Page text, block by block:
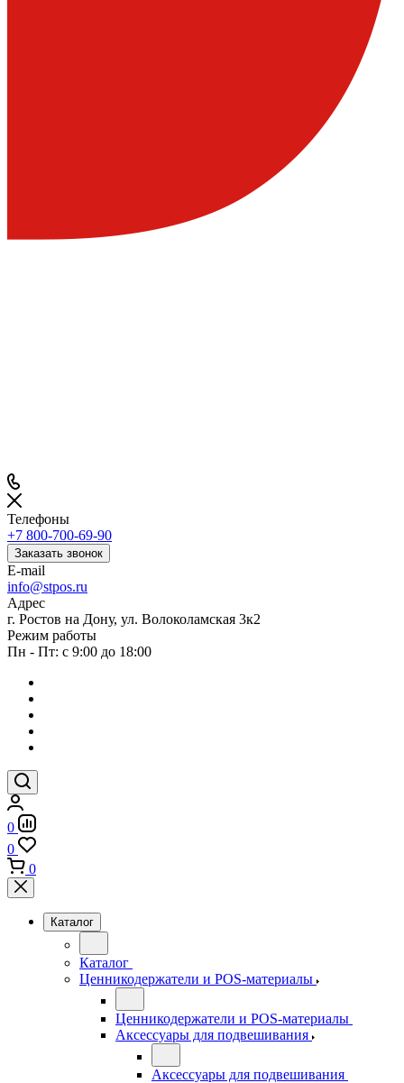
Телефоны
+7 800-700-69-90
Заказать звонок
E-mail
info@stpos.ru
Адрес
г. Ростов на Дону, ул. Волоколамская 3к2
Режим работы
Пн - Пт: с 9:00 до 18:00
0
0
0
Каталог
Каталог
Ценникодержатели и POS-материалы
Ценникодержатели и POS-материалы
Аксессуары для подвешивания
Аксессуары для подвешивания